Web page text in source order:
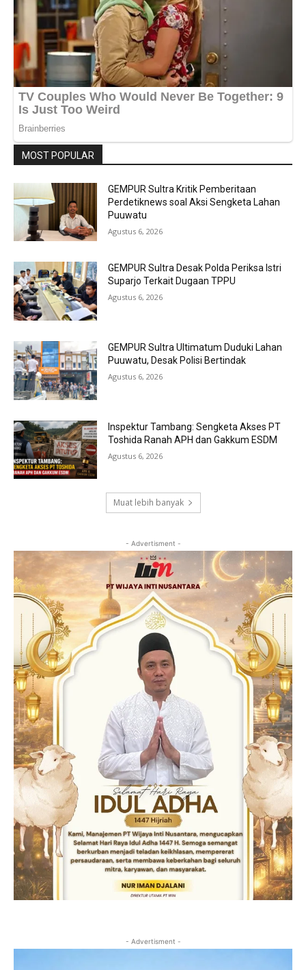
MOST POPULAR
GEMPUR Sultra Kritik Pemberitaan
Perdetiknews soal Aksi Sengketa Lahan
Puuwatu
Agustus 6, 2026
GEMPUR Sultra Desak Polda Periksa Istri
Suparjo Terkait Dugaan TPPU
Agustus 6, 2026
GEMPUR Sultra Ultimatum Duduki Lahan
Puuwatu, Desak Polisi Bertindak
Agustus 6, 2026
Inspektur Tambang: Sengketa Akses PT
Toshida Ranah APH dan Gakkum ESDM
Agustus 6, 2026
Muat lebih banyak
- Advertisment -
- Advertisment -